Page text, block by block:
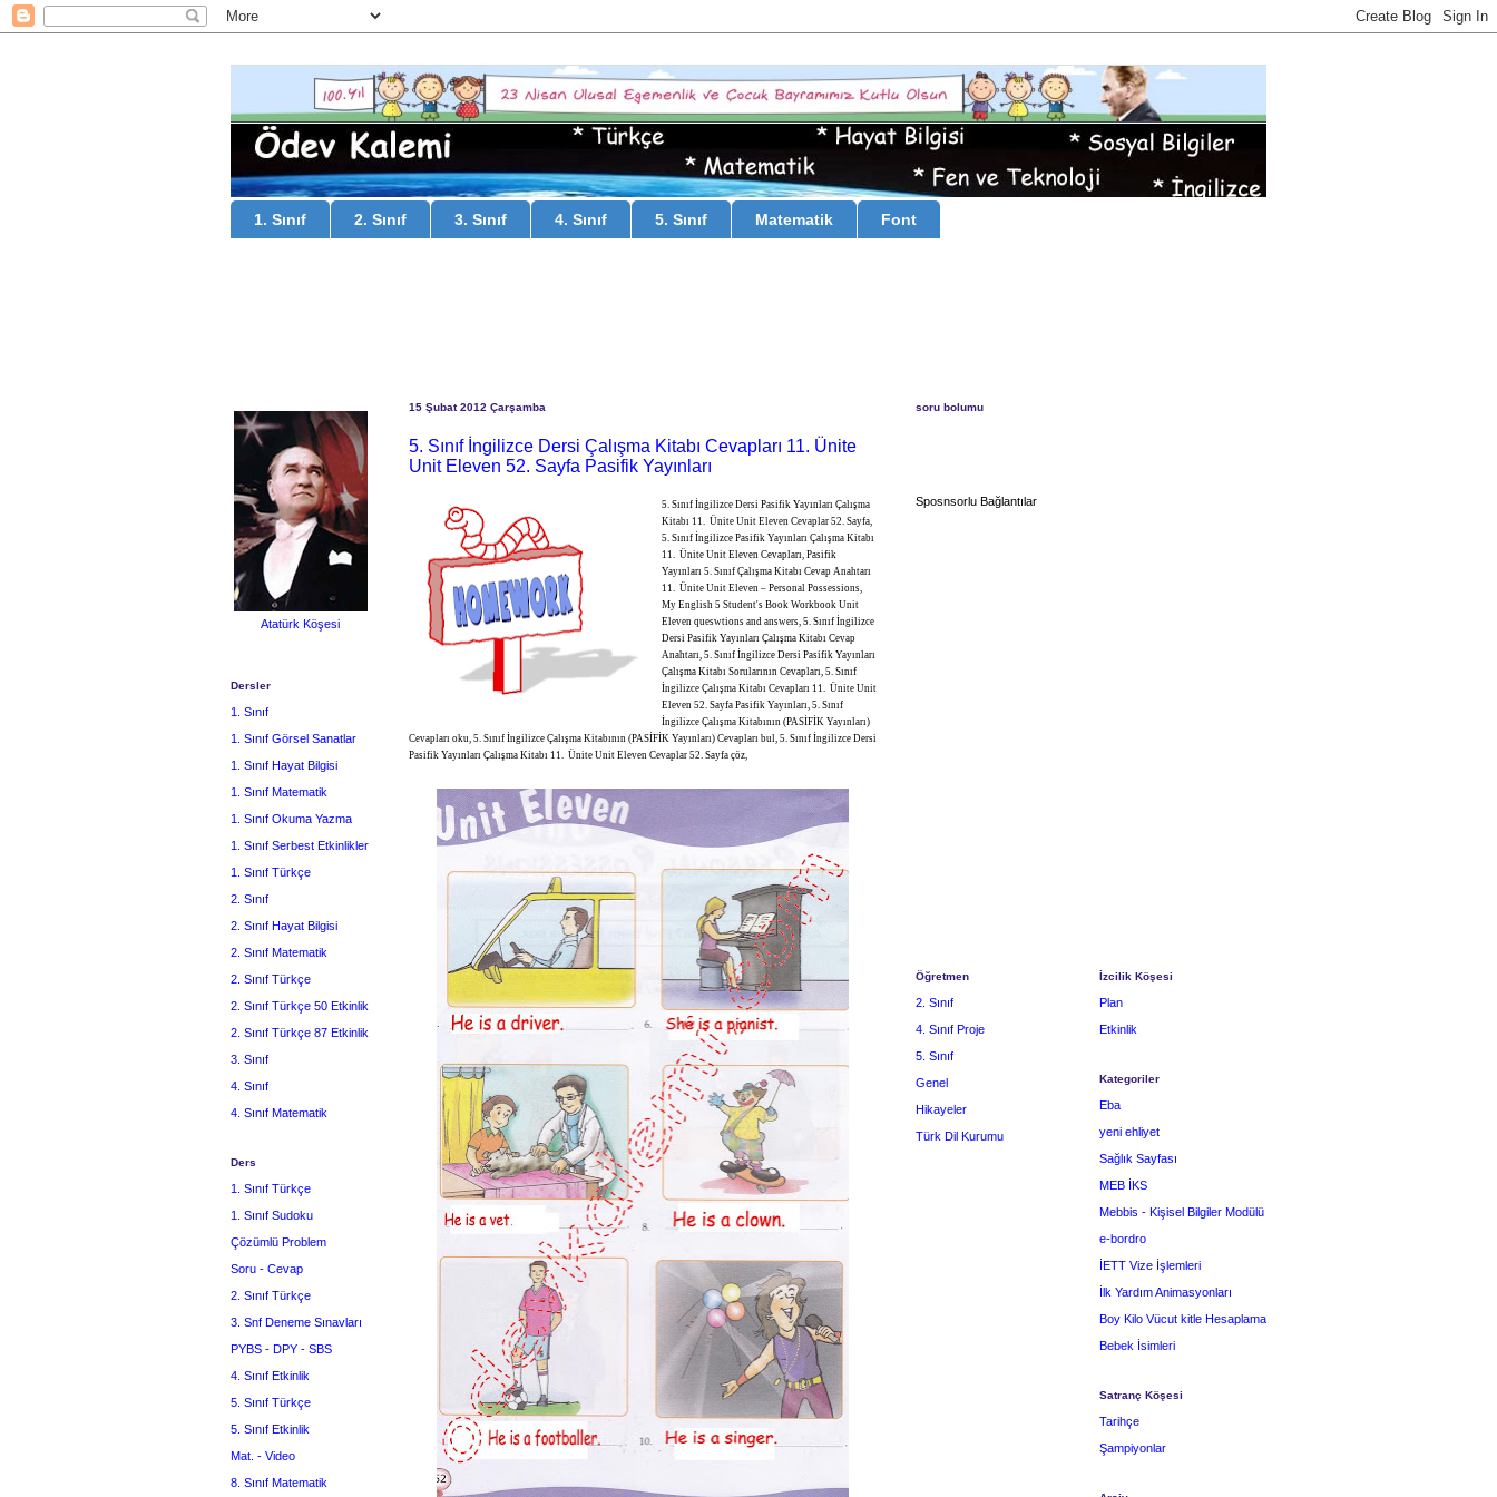
1. Sınıf 2. Sınıf 3. Sınıf 4. Sınıf 5. Sınıf Matematik Font
15 Şubat 2012 Çarşamba
5. Sınıf İngilizce Dersi Çalışma Kitabı Cevapları 11. Ünite
Unit Eleven 52. Sayfa Pasifik Yayınları
5. Sınıf İngilizce Dersi Pasifik Yayınları Çalışma
Kitabı 11. Ünite Unit Eleven Cevaplar 52. Sayfa,
5. Sınıf İngilizce Pasifik Yayınları Çalışma Kitabı
11. Ünite Unit Eleven Cevapları, Pasifik
Yayınları 5. Sınıf Çalışma Kitabı Cevap Anahtarı
11. Ünite Unit Eleven – Personal Possessions,
My English 5 Student's Book Workbook Unit
Eleven queswtions and answers, 5. Sınıf İngilizce
Dersi Pasifik Yayınları Çalışma Kitabı Cevap
Anahtarı, 5. Sınıf İngilizce Dersi Pasifik Yayınları
Çalışma Kitabı Sorularının Cevapları, 5. Sınıf
İngilizce Çalışma Kitabı Cevapları 11. Ünite Unit
Eleven 52. Sayfa Pasifik Yayınları, 5. Sınıf
İngilizce Çalışma Kitabının (PASİFİK Yayınları)
Cevapları oku, 5. Sınıf İngilizce Çalışma Kitabının (PASİFİK Yayınları) Cevapları bul, 5. Sınıf İngilizce Dersi
Pasifik Yayınları Çalışma Kitabı 11. Ünite Unit Eleven Cevaplar 52. Sayfa çöz,
Atatürk Köşesi
Dersler
1. Sınıf
1. Sınıf Görsel Sanatlar
1. Sınıf Hayat Bilgisi
1. Sınıf Matematik
1. Sınıf Okuma Yazma
1. Sınıf Serbest Etkinlikler
1. Sınıf Türkçe
2. Sınıf
2. Sınıf Hayat Bilgisi
2. Sınıf Matematik
2. Sınıf Türkçe
2. Sınıf Türkçe 50 Etkinlik
2. Sınıf Türkçe 87 Etkinlik
3. Sınıf
4. Sınıf
4. Sınıf Matematik
Ders
1. Sınıf Türkçe
1. Sınıf Sudoku
Çözümlü Problem
Soru - Cevap
2. Sınıf Türkçe
3. Snf Deneme Sınavları
PYBS - DPY - SBS
4. Sınıf Etkinlik
5. Sınıf Türkçe
5. Sınıf Etkinlik
Mat. - Video
8. Sınıf Matematik
soru bolumu
Sposnsorlu Bağlantılar
Öğretmen
2. Sınıf
4. Sınıf Proje
5. Sınıf
Genel
Hikayeler
Türk Dil Kurumu
İzcilik Köşesi
Plan
Etkinlik
Kategoriler
Eba
yeni ehliyet
Sağlık Sayfası
MEB İKS
Mebbis - Kişisel Bilgiler Modülü
e-bordro
İETT Vize İşlemleri
İlk Yardım Animasyonları
Boy Kilo Vücut kitle Hesaplama
Bebek İsimleri
Satranç Köşesi
Tarihçe
Şampiyonlar